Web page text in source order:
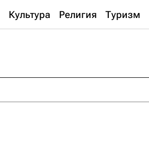
Культура Религия Туризм